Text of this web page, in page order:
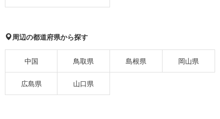
周辺の都道府県から探す
中国 鳥取県 島根県 岡山県
広島県 山口県